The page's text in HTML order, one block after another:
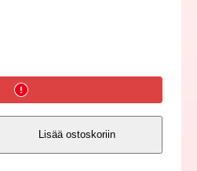
Lisää ostoskoriin